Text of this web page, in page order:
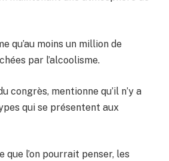
qu’au moins un million de
par l’alcoolisme.
congrès, mentionne qu’il n’y a
qui se présentent aux
que l’on pourrait penser, les